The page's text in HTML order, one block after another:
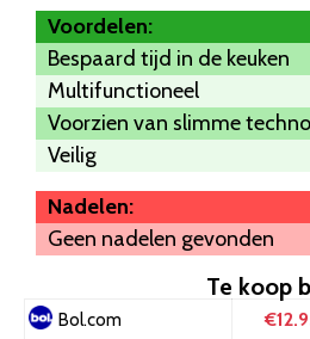
Voordelen:
Bespaard tijd in de keuken
Multifunctioneel
Voorzien van slimme
Veilig
Nadelen:
Geen nadelen gevonden
Te koop
Bol.com